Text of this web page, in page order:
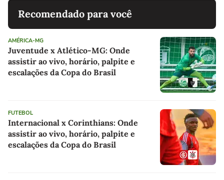
Recomendado para você
AMÉRICA-MG
Juventude x Atlético-MG: Onde
assistir ao vivo, horário, palpite e
escalações da Copa do Brasil
FUTEBOL
Internacional x Corinthians: Onde
assistir ao vivo, horário, palpite e
escalações da Copa do Brasil